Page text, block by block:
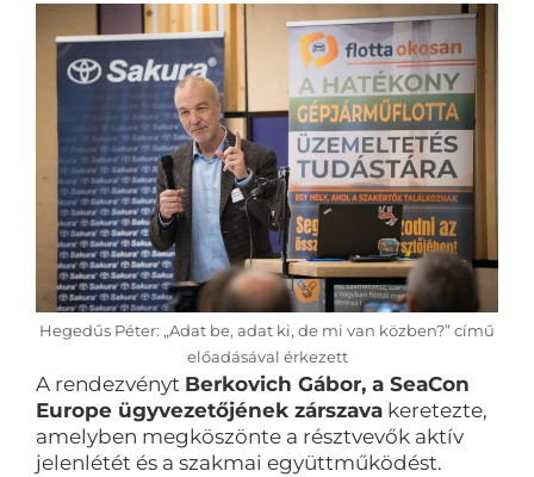
Hegedűs Péter: „Adat be, adat ki, de mi van közben?” című
előadásával érkezett
A rendezvényt Berkovich Gábor, a SeaCon
Europe ügyvezetőjének zárszava keretezte,
amelyben megköszönte a résztvevők aktív
jelenlétét és a szakmai együttműködést.